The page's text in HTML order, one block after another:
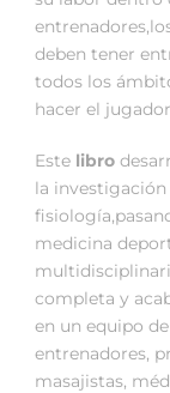
deben tener
todos los
hacer el
Este libro
la
medicina
completa y
en un equipo
entrenadores,
masajistas,